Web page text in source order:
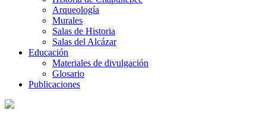
Arqueología
Murales
Salas de Historia
Salas del Alcázar
Educación
Materiales de divulgación
Glosario
Publicaciones